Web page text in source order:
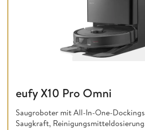
eufy X10 Pro Omni
Saugroboter mit All-In-One-
Saugkraft,